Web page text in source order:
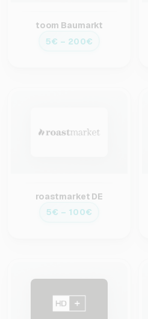
toom Baumarkt
5€ – 200€
roastmarket DE
5€ – 100€